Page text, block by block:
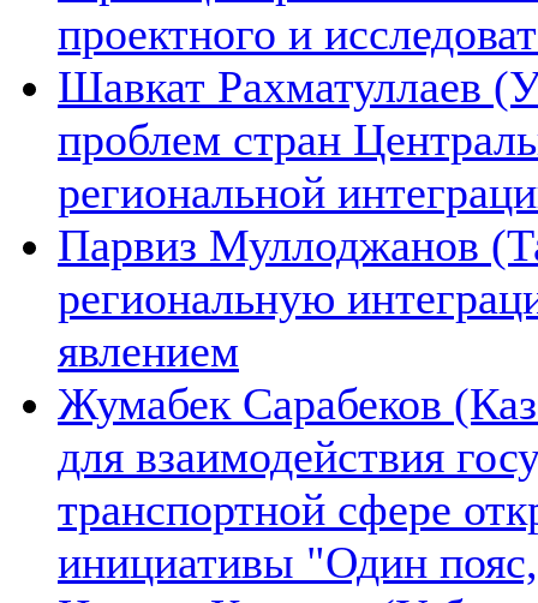
проектного и
Шавкат Рахматуллаев
проблем стран
региональной
Парвиз Муллоджанов
региональную
явлением
Жумабек Сарабеков
для взаимодействия
транспортной сфере
инициативы "Один